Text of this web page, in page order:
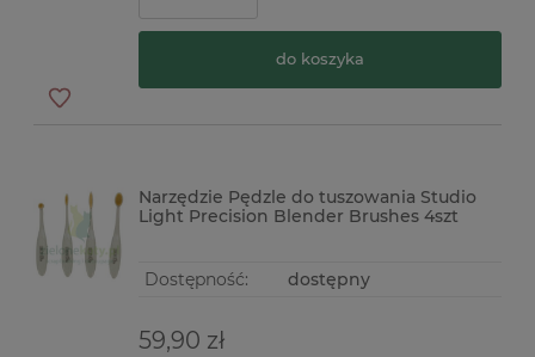
do koszyka
Narzędzie Pędzle do tuszowania Studio
Light Precision Blender Brushes 4szt
Dostępność: dostępny
59,90 zł